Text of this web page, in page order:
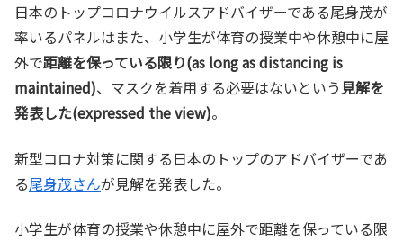
日本のトップコロナウイルスアドバイザーである尾身茂が
率いるパネルはまた、小学生が体育の授業中や休憩中に屋
外で距離を保っている限り(as long as distancing is
maintained)、マスクを着用する必要はないという見解を
発表した(expressed the view)。
新型コロナ対策に関する日本のトップのアドバイザーであ
る尾身茂さんが見解を発表した。
小学生が体育の授業や休憩中に屋外で距離を保っている限